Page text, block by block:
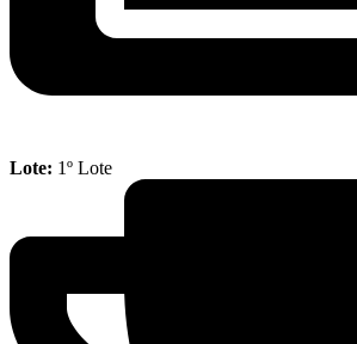
Lote: 1º Lote